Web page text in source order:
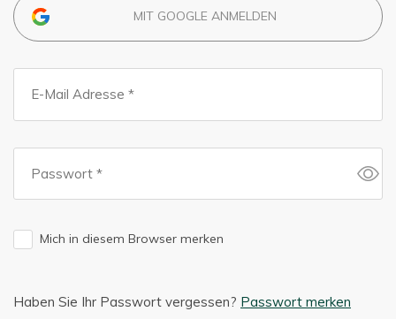
MIT GOOGLE ANMELDEN
Mich in diesem Browser merken
Haben Sie Ihr Passwort vergessen? Passwort merken